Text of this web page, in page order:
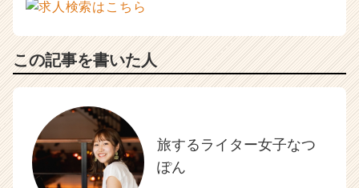
この記事を書いた人
旅するライター女子なつ
ぽん